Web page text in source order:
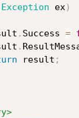
Exception ex)
. Success =
.
result ;